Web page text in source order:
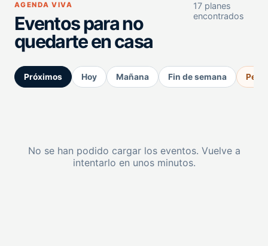
AGENDA VIVA
Eventos para no
quedarte en casa
17 planes
encontrados
Próximos Hoy Mañana Fin de semana
No se han podido cargar los eventos. Vuelve a
intentarlo en unos minutos.